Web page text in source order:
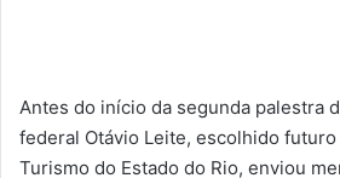
Antes do início da segunda palestra
federal Otávio Leite, escolhido
Turismo do Estado do Rio, enviou